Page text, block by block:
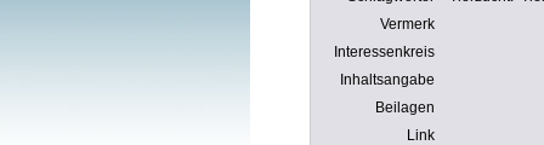
Vermerk
Interessenkreis
Inhaltsangabe
Beilagen
Link